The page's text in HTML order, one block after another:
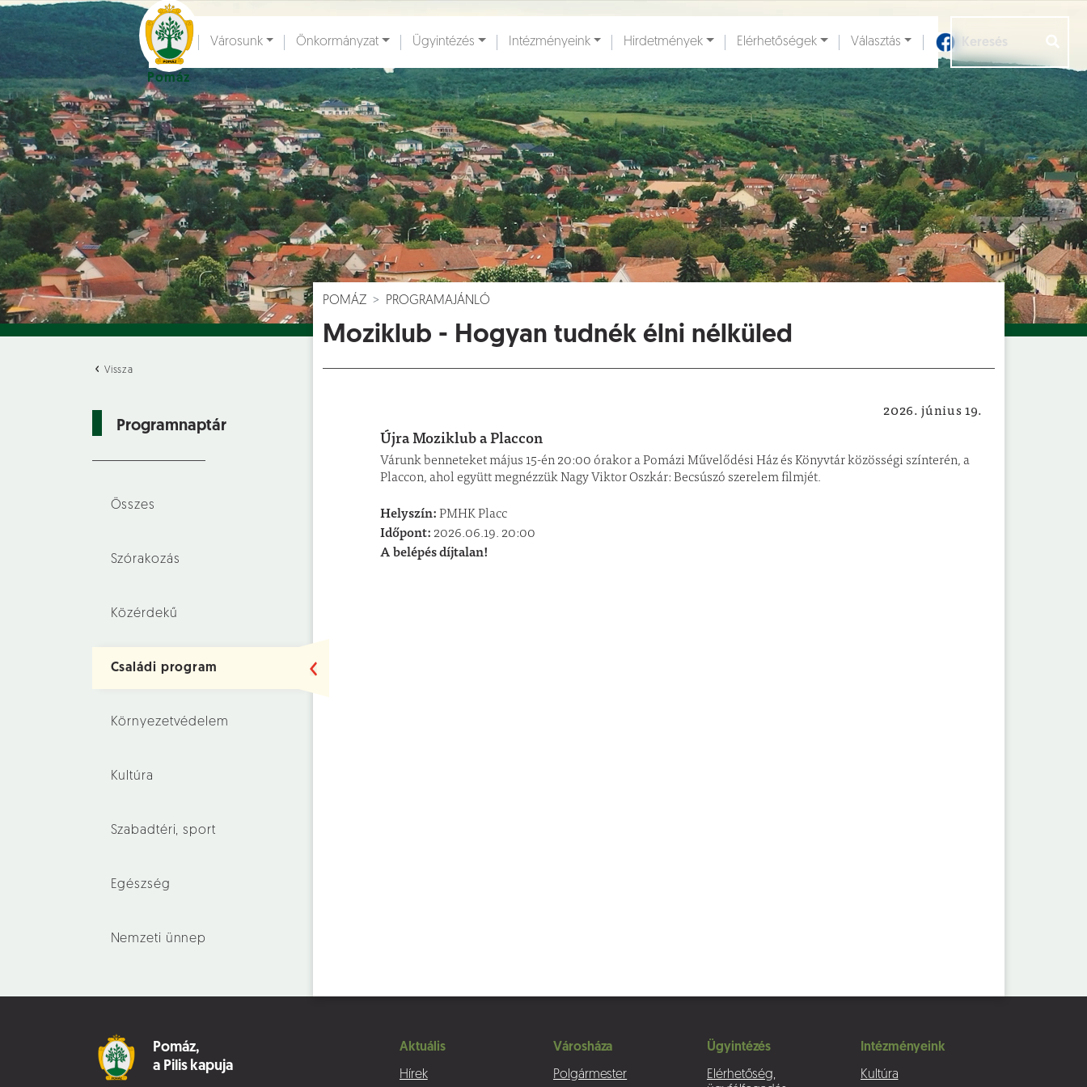
Pomáz
Ugrás a fő tartalomhoz
Városunk Önkormányzat Ügyintézés Intézményeink Hirdetmények Elérhetőségek Választás
Vissza
Programnaptár
Összes
Szórakozás
Közérdekű
Családi program
Környezetvédelem
Kultúra
Szabadtéri, sport
Egészség
Nemzeti ünnep
POMÁZ PROGRAMAJÁNLÓ
Moziklub - Hogyan tudnék élni nélküled
Családi program
2026. június 19.
Újra Moziklub a Placcon
Várunk benneteket május 15-én 20:00 órakor a Pomázi Művelődési Ház és Könyvtár közösségi színterén, a
Placcon, ahol együtt megnézzük Nagy Viktor Oszkár: Becsúszó szerelem filmjét.
Helyszín:PMHK Placc
Időpont: 2026.06.19. 20:00
A belépés díjtalan!
Pomáz,
a Pilis kapuja
Aktuális
Hírek
Városháza
Polgármester
Ügyintézés
Elérhetőség,
Intézményeink
Kultúra
Hírek [] Események [ ] Dokumentumok [] Aloldalak []